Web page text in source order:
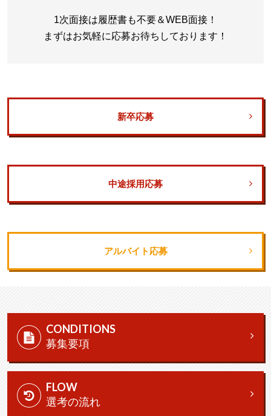
1次面接は履歴書も不要＆WEB面接！
まずはお気軽に応募お待ちしております！
新卒応募
中途採用応募
アルバイト応募
CONDITIONS
募集要項
FLOW
選考の流れ